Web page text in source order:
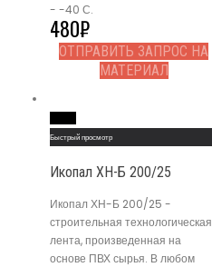
- -40 С.
480₽
ОТПРАВИТЬ ЗАПРОС НА
МАТЕРИАЛ
Быстрый просмотр
Икопал ХН-Б 200/25
Икопал ХН-Б 200/25 -
строительная технологическая
лента, произведенная на
основе ПВХ сырья. В любом